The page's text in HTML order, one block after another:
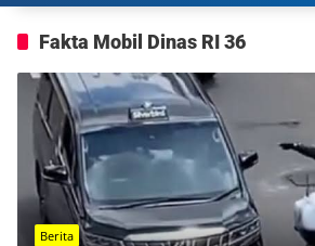
Fakta Mobil Dinas RI 36
Berita